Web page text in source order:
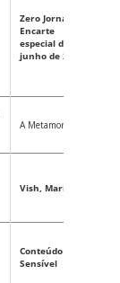
Zero Jornal –
Encarte
especial de
junho de 2019
A Metamorfose
Vish, Maria!
Conteúdo
Sensível